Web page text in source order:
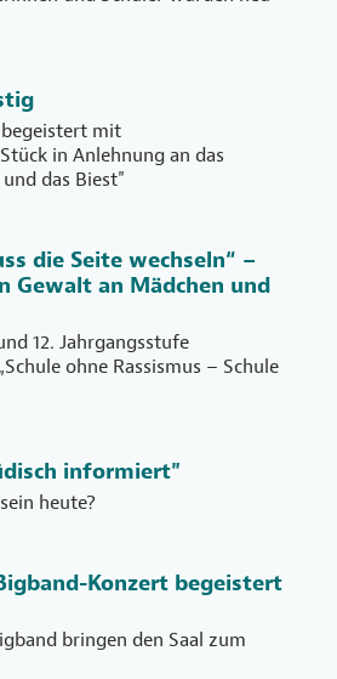
mit
in Anlehnung an das
das Biest"
die Seite wechseln“ –
Gewalt an Mädchen und
12. Jahrgangsstufe
ohne Rassismus – Schule
informiert"
heute?
Konzert begeistert
bringen den Saal zum